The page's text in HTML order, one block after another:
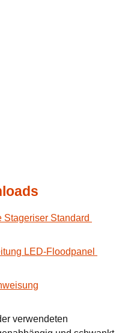
Standard
LED-Floodpanel
verwendeten